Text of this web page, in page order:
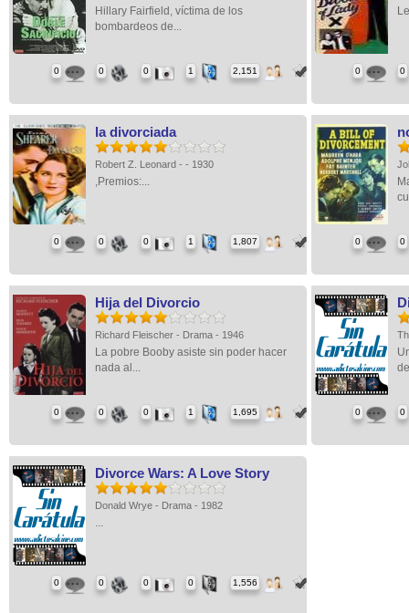
Hillary Fairfield, víctima de los
bombardeos de...
0 0 0 1 2,151 0 0
la divorciada
Robert Z. Leonard - - 1930
,Premios:...
0 0 0 1 1,807 0 0
Hija del Divorcio
Richard Fleischer - Drama - 1946
La pobre Booby asiste sin poder hacer
nada al...
0 0 0 1 1,695 0 0
Divorce Wars: A Love Story
Donald Wrye - Drama - 1982
...
0 0 0 0 1,556